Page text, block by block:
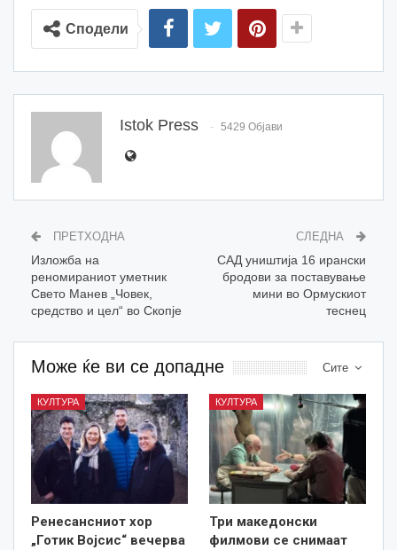
Сподели
Istok Press 5429 Објави
ПРЕТХОДНА
Изложба на
реномираниот уметник
Свето Манев „Човек,
средство и цел“ во Скопје
СЛЕДНА
САД уништија 16 ирански
бродови за поставување
мини во Ормускиот
теснец
Сите
Може ќе ви се допадне
КУЛТУРА
Ренесансниот хор
„Готик Војсис“ вечерва
КУЛТУРА
Три македонски
филмови се снимаат